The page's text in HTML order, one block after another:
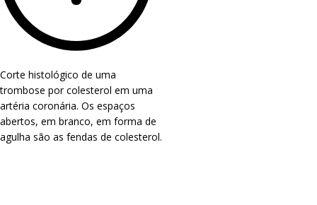
Corte histológico de uma
trombose por colesterol em uma
artéria coronária. Os espaços
abertos, em branco, em forma de
agulha são as fendas de colesterol.